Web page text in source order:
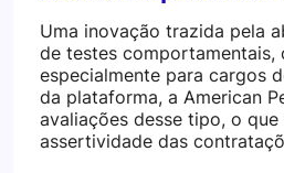
Uma inovação trazida pela
de testes comportamentais,
especialmente para cargos
da plataforma, a American
avaliações desse tipo, o
assertividade das